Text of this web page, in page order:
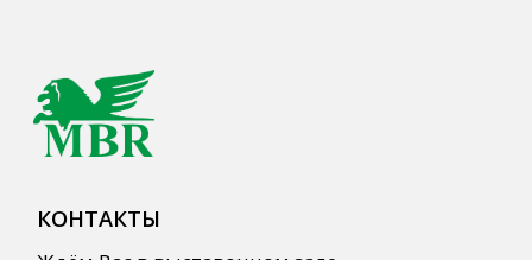
Одноразовая посуда и упаковка
Звуковое оборудование
Оборудование
Мебель из нержавеющей стали